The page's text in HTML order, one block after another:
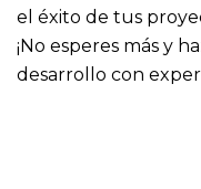
el éxito de tus
¡No esperes más y
desarrollo con